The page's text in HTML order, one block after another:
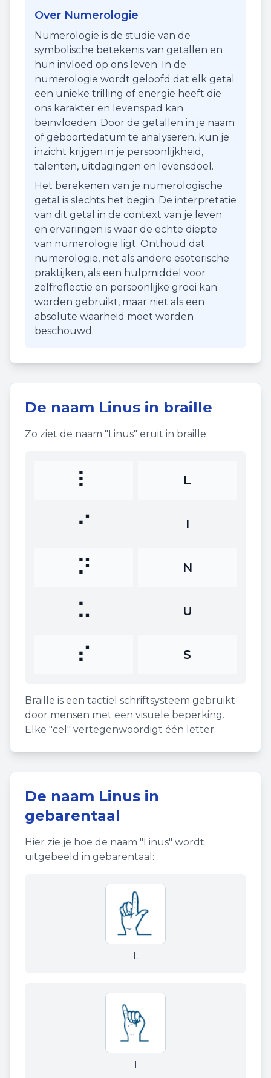
Over Numerologie
Numerologie is de studie van de
symbolische betekenis van getallen en
hun invloed op ons leven. In de
numerologie wordt geloofd dat elk getal
een unieke trilling of energie heeft die
ons karakter en levenspad kan
beïnvloeden. Door de getallen in je naam
of geboortedatum te analyseren, kun je
inzicht krijgen in je persoonlijkheid,
talenten, uitdagingen en levensdoel.
Het berekenen van je numerologische
getal is slechts het begin. De interpretatie
van dit getal in de context van je leven
en ervaringen is waar de echte diepte
van numerologie ligt. Onthoud dat
numerologie, net als andere esoterische
praktijken, als een hulpmiddel voor
zelfreflectie en persoonlijke groei kan
worden gebruikt, maar niet als een
absolute waarheid moet worden
beschouwd.
De naam Linus in braille
Zo ziet de naam "Linus" eruit in braille:
⠇ L
⠊ I
⠝ N
⠥ U
⠎ S
Braille is een tactiel schriftsysteem gebruikt
door mensen met een visuele beperking.
Elke "cel" vertegenwoordigt één letter.
De naam Linus in
gebarentaal
Hier zie je hoe de naam "Linus" wordt
uitgebeeld in gebarentaal:
L
I